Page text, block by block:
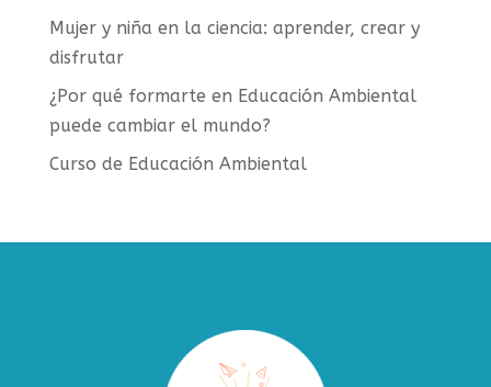
Mujer y niña en la ciencia: aprender, crear y
disfrutar
¿Por qué formarte en Educación Ambiental
puede cambiar el mundo?
Curso de Educación Ambiental